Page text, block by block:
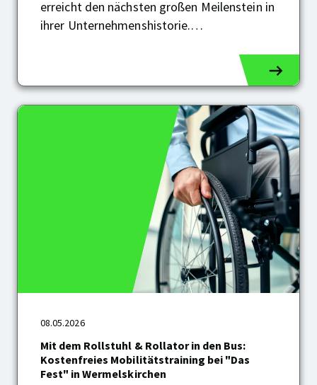
erreicht den nächsten großen Meilenstein in
ihrer Unternehmenshistorie.…
feiert
50-
08.05.2026
Mit dem Rollstuhl & Rollator in den Bus:
Kostenfreies Mobilitätstraining bei "Das
Fest" in Wermelskirchen
Rollstuhl
&
Rollator